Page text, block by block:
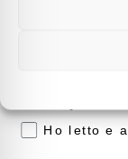
Voglio
Ho letto e